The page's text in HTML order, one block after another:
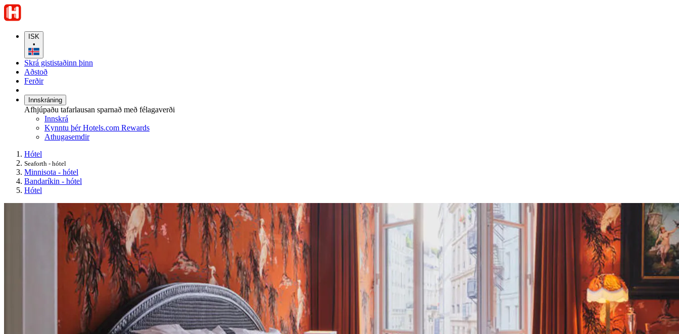
ISK
•
Skrá gististaðinn þinn
Aðstoð
Ferðir
Innskráning
Afhjúpaðu tafarlausan sparnað með félagaverði
Innskrá
Kynntu þér Hotels.com Rewards
Athugasemdir
Hótel
Seaforth - hótel
Minnisota - hótel
Bandaríkin - hótel
Hótel